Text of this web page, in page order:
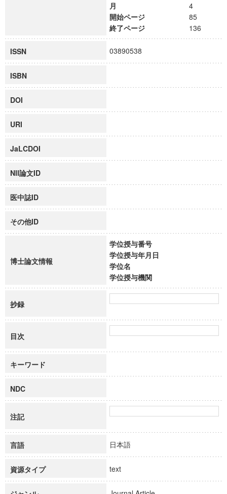
月
4
開始ページ
85
終了ページ
136
ISSN 03890538
ISBN
DOI
URI
JaLCDOI
NII論文ID
医中誌ID
その他ID
博士論文情報
学位授与番号
学位授与年月日
学位名
学位授与機関
抄録
目次
キーワード
NDC
注記
言語 日本語
資源タイプ text